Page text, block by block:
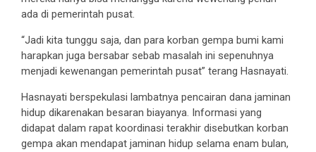
ada di pemerintah pusat.
“Jadi kita tunggu saja, dan para korban gempa bumi kami
harapkan juga bersabar sebab masalah ini sepenuhnya
menjadi kewenangan pemerintah pusat” terang Hasnayati.
Hasnayati berspekulasi lambatnya pencairan dana jaminan
hidup dikarenakan besaran biayanya. Informasi yang
didapat dalam rapat koordinasi terakhir disebutkan korban
gempa akan mendapat jaminan hidup selama enam bulan,